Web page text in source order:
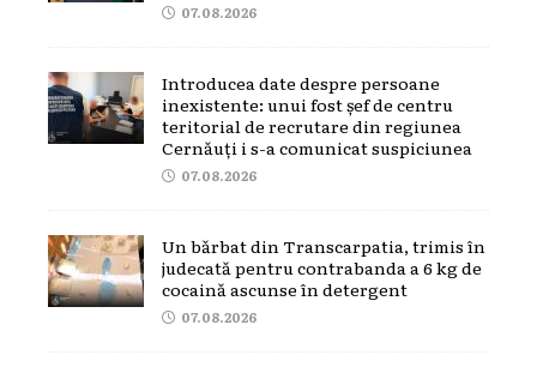
07.08.2026
Introducea date despre persoane
inexistente: unui fost șef de centru
teritorial de recrutare din regiunea
Cernăuți i s-a comunicat suspiciunea
07.08.2026
Un bărbat din Transcarpatia, trimis în
judecată pentru contrabanda a 6 kg de
cocaină ascunse în detergent
07.08.2026